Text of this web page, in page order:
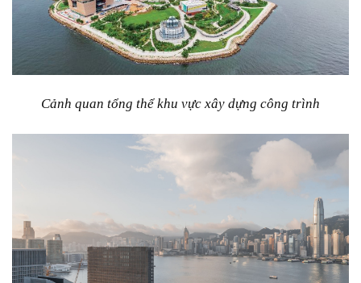
Cảnh quan tổng thể khu vực xây dựng công trình